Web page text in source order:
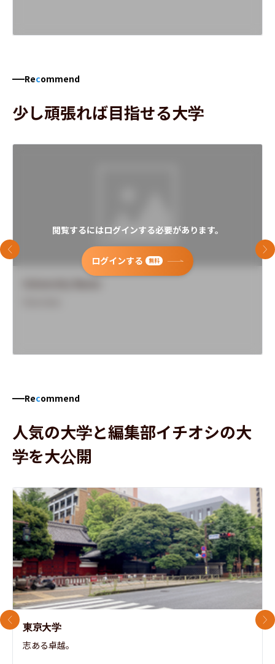
Recommend
少し頑張れば目指せる大学
閲覧するにはログインする必要があります。
ログインする 無料
前のスライド 次
Recommend
人気の大学と編集部イチオシの大
学を大公開
東京大学
志ある卓越。
前のスライド 次